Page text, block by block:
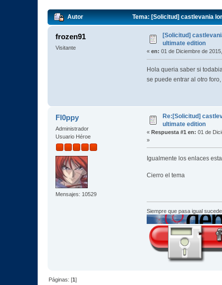
Autor Tema: [Solicitud] castlevania
frozen91
Visitante
[Solicitud]
ultimate edition
« en: 01 de Diciembre de
Hola queria saber si
se puede entrar al otro
Fl0ppy
Administrador
Usuario Héroe
Mensajes: 10529
Re:[Solicitud]
ultimate edition
« Respuesta #1 en: 01 de
»
Igualmente los enlaces
Cierro el tema
Siempre que pasa igual
Páginas: [1]